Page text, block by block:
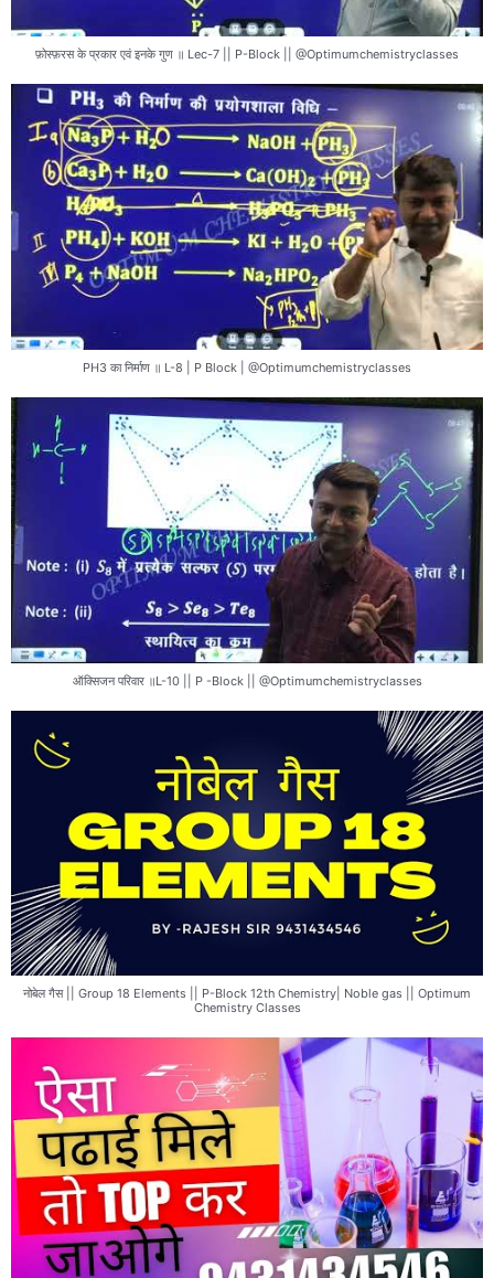
फ़ोस्फ़रस के प्रकार एवं इनके गुण ॥ Lec-7 || P-Block || @Optimumchemistryclasses
PH3 का निर्माण ॥ L-8 | P Block | @Optimumchemistryclasses
ऑक्सिजन परिवार ॥L-10 || P -Block || @Optimumchemistryclasses
नोबेल गैस || Group 18 Elements || P-Block 12th Chemistry| Noble gas || Optimum
Chemistry Classes